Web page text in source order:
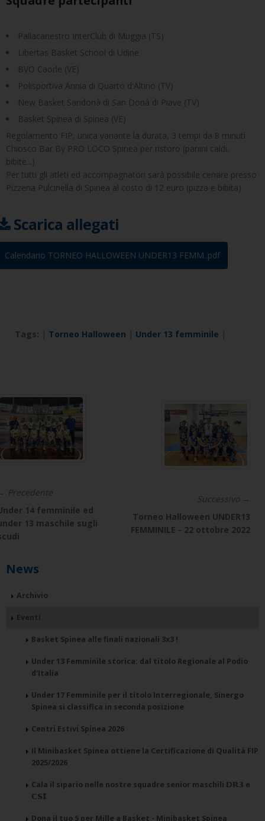
Pallacanestro InterClub di Muggia (TS)
Libertas Basket School di Udine
BVO Caorle (VE)
Polisportiva Annia di Quarto d'Altino (TV)
New Basket Sandonà di San Donà di Piave (TV)
Basket Spinea di Spinea (VE)
Regolamento FIP, unica variante la durata, 3 tempi da 8 minuti
Chiosco Bar By PRO LOCO Spinea per ristoro (panini caldi,
bibite...)
Per tutti gli atleti ed accompagnatori sarà possibile cenare presso
Pizzeria Pulcinella di Spinea al costo di 12 euro (pizza e bibita)
Scarica allegati
Tags: | Torneo Halloween | Under 13 femminile |
Precedente
14 femminile ed
13 maschile sugli
Successivo →
Torneo Halloween UNDER13
FEMMINILE - 22 ottobre 2022
News
Archivio
Eventi
Basket Spinea alle finali nazionali 3x3 !
Under 13 Femminile storica: dal titolo Regionale al Podio
d'Italia
Under 17 Femminile per il titolo Interregionale, Sinergo
Spinea si classifica in seconda posizione
Centri Estivi Spinea 2026
Il Minibasket Spinea ottiene la Certificazione di Qualità FIP
2025/2026
Cala il sipario nelle nostre squadre senior maschili 𝗗𝗥𝟯 e
𝗖𝗦𝗜
Dona il tuo 5 per Mille a Basket - Minibasket Spinea